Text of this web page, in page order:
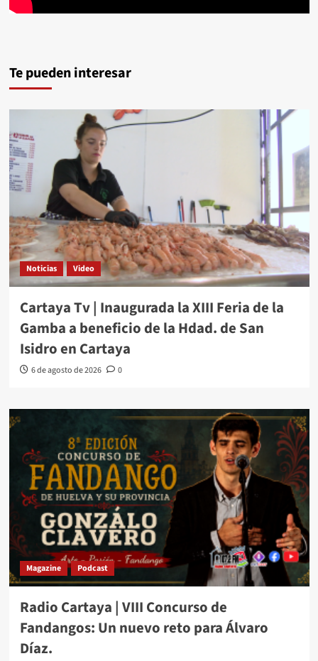
Te pueden interesar
Noticias Video
Cartaya Tv | Inaugurada la XIII Feria de la
Gamba a beneficio de la Hdad. de San
Isidro en Cartaya
6 de agosto de 2026 0
Magazine Podcast
Radio Cartaya | VIII Concurso de
Fandangos: Un nuevo reto para Álvaro
Díaz.